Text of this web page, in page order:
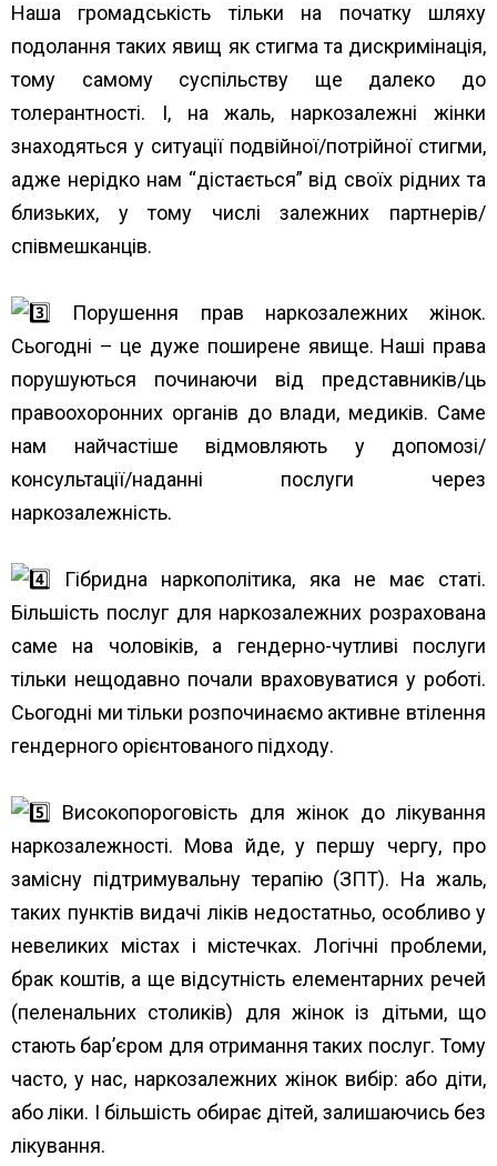
Наша громадськість тільки на початку шляху
подолання таких явищ як стигма та дискримінація,
тому самому суспільству ще далеко до
толерантності. І, на жаль, наркозалежні жінки
знаходяться у ситуації подвійної/потрійної стигми,
адже нерідко нам “дістається” від своїх рідних та
близьких, у тому числі залежних партнерів/
співмешканців.
Порушення прав наркозалежних жінок.
Сьогодні – це дуже поширене явище. Наші права
порушуються починаючи від представників/ць
правоохоронних органів до влади, медиків. Саме
нам найчастіше відмовляють у допомозі/
консультації/наданні послуги через
наркозалежність.
Гібридна наркополітика, яка не має статі.
Більшість послуг для наркозалежних розрахована
саме на чоловіків, а гендерно-чутливі послуги
тільки нещодавно почали враховуватися у роботі.
Сьогодні ми тільки розпочинаємо активне втілення
гендерного орієнтованого підходу.
Високопороговість для жінок до лікування
наркозалежності. Мова йде, у першу чергу, про
замісну підтримувальну терапію (ЗПТ). На жаль,
таких пунктів видачі ліків недостатньо, особливо у
невеликих містах і містечках. Логічні проблеми,
брак коштів, а ще відсутність елементарних речей
(пеленальних столиків) для жінок із дітьми, що
стають бар’єром для отримання таких послуг. Тому
часто, у нас, наркозалежних жінок вибір: або діти,
або ліки. І більшість обирає дітей, залишаючись без
лікування.